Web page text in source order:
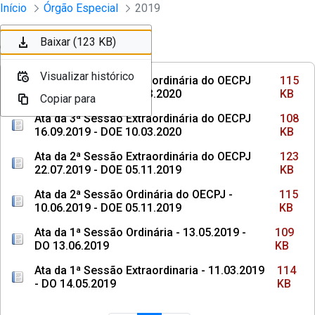
Pular para o Conteúdo principal
Sessões e Reuniões - Documentos
Início Órgão Especial 2019
Ordenar Filtro
Ata da 4ª Sessão Extraordinária do OECPJ
04.11.2019 - DOE 10.03.2020
115
KB
Ata da 3ª Sessão Extraordinária do OECPJ
16.09.2019 - DOE 10.03.2020
108
KB
Ata da 2ª Sessão Extraordinária do OECPJ
22.07.2019 - DOE 05.11.2019
123
KB
Ata da 2ª Sessão Ordinária do OECPJ -
10.06.2019 - DOE 05.11.2019
115
KB
Ata da 1ª Sessão Ordinária - 13.05.2019 -
DO 13.06.2019
109
KB
Ata da 1ª Sessão Extraordinaria - 11.03.2019
- DO 14.05.2019
114
KB
Baixar (115 KB)
Visualizar histórico
Copiar para
Baixar (108 KB)
Visualizar histórico
Copiar para
Baixar (123 KB)
Visualizar histórico
Copiar para